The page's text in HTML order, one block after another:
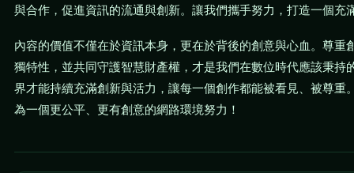
與合作，促進資訊的流通與創新。讓我們攜手努力，打造一個充
內容的價值不僅在於資訊本身，更在於背後的創意與心血。尊重
獨特性，並共同守護智慧財產權，才是我們在數位時代應該秉持
界才能持續充滿創新與活力，讓每一個創作都能被看見、被尊重
為一個更公平、更有創意的網路環境努力！